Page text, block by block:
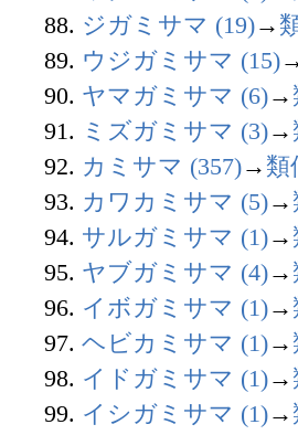
88. ジガミサマ (19)→
89. ウジガミサマ (15)
90. ヤマガミサマ (6)→
91. ミズガミサマ (3)→
92. カミサマ (357)→ 類
93. カワカミサマ (5)→
94. サルガミサマ (1)→
95. ヤブガミサマ (4)→
96. イボガミサマ (1)→
97. ヘビカミサマ (1)→
98. イドガミサマ (1)→
99. イシガミサマ (1)→